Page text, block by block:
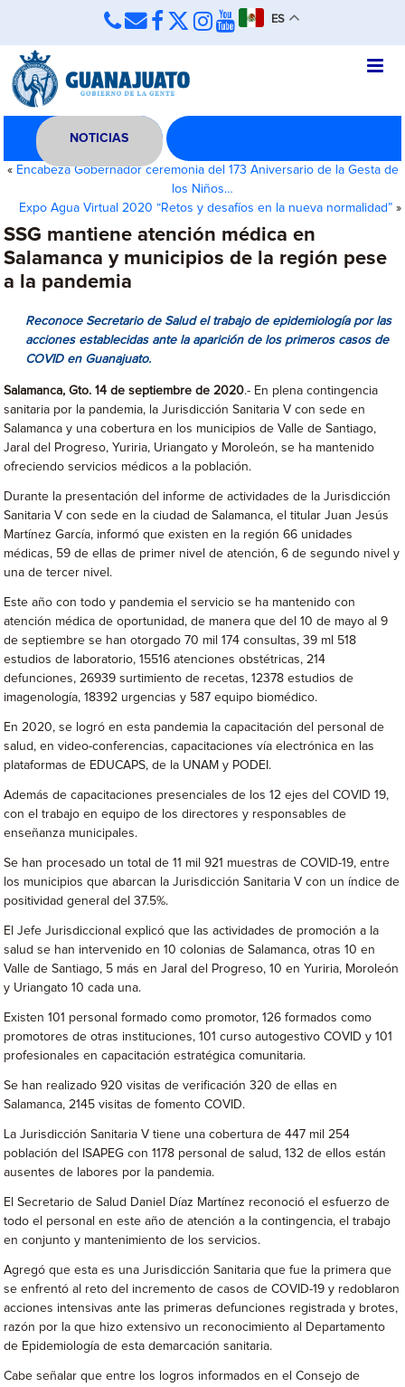
ES
NOTICIAS
« Encabeza Gobernador ceremonia del 173 Aniversario de la Gesta de
los Niños…
Expo Agua Virtual 2020 “Retos y desafíos en la nueva normalidad”»
SSG mantiene atención médica en
Salamanca y municipios de la región pese
a la pandemia
Reconoce Secretario de Salud el trabajo de epidemiología por las
acciones establecidas ante la aparición de los primeros casos de
COVID en Guanajuato.
Salamanca, Gto. 14 de septiembre de 2020.- En plena contingencia
sanitaria por la pandemia, la Jurisdicción Sanitaria V con sede en
Salamanca y una cobertura en los municipios de Valle de Santiago,
Jaral del Progreso, Yuriria, Uriangato y Moroleón, se ha mantenido
ofreciendo servicios médicos a la población.
Durante la presentación del informe de actividades de la Jurisdicción
Sanitaria V con sede en la ciudad de Salamanca, el titular Juan Jesús
Martínez García, informó que existen en la región 66 unidades
médicas, 59 de ellas de primer nivel de atención, 6 de segundo nivel y
una de tercer nivel.
Este año con todo y pandemia el servicio se ha mantenido con
atención médica de oportunidad, de manera que del 10 de mayo al 9
de septiembre se han otorgado 70 mil 174 consultas, 39 ml 518
estudios de laboratorio, 15516 atenciones obstétricas, 214
defunciones, 26939 surtimiento de recetas, 12378 estudios de
imagenología, 18392 urgencias y 587 equipo biomédico.
En 2020, se logró en esta pandemia la capacitación del personal de
salud, en video-conferencias, capacitaciones vía electrónica en las
plataformas de EDUCAPS, de la UNAM y PODEI.
Además de capacitaciones presenciales de los 12 ejes del COVID 19,
con el trabajo en equipo de los directores y responsables de
enseñanza municipales.
Se han procesado un total de 11 mil 921 muestras de COVID-19, entre
los municipios que abarcan la Jurisdicción Sanitaria V con un índice de
positividad general del 37.5%.
El Jefe Jurisdiccional explicó que las actividades de promoción a la
salud se han intervenido en 10 colonias de Salamanca, otras 10 en
Valle de Santiago, 5 más en Jaral del Progreso, 10 en Yuriria, Moroleón
y Uriangato 10 cada una.
Existen 101 personal formado como promotor, 126 formados como
promotores de otras instituciones, 101 curso autogestivo COVID y 101
profesionales en capacitación estratégica comunitaria.
Se han realizado 920 visitas de verificación 320 de ellas en
Salamanca, 2145 visitas de fomento COVID.
La Jurisdicción Sanitaria V tiene una cobertura de 447 mil 254
población del ISAPEG con 1178 personal de salud, 132 de ellos están
ausentes de labores por la pandemia.
El Secretario de Salud Daniel Díaz Martínez reconoció el esfuerzo de
todo el personal en este año de atención a la contingencia, el trabajo
en conjunto y mantenimiento de los servicios.
Agregó que esta es una Jurisdicción Sanitaria que fue la primera que
se enfrentó al reto del incremento de casos de COVID-19 y redoblaron
acciones intensivas ante las primeras defunciones registrada y brotes,
razón por la que hizo extensivo un reconocimiento al Departamento
de Epidemiología de esta demarcación sanitaria.
Cabe señalar que entre los logros informados en el Consejo de